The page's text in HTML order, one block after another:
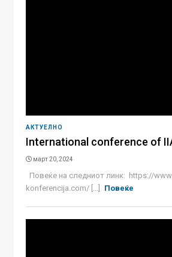
АКТУЕЛНО
International conference of
март 20, 2024
Повеќе на следниот линк: https://
konferencija.com/ [...]
Повеќе